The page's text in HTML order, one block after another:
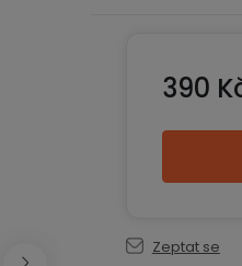
390
Zeptat se